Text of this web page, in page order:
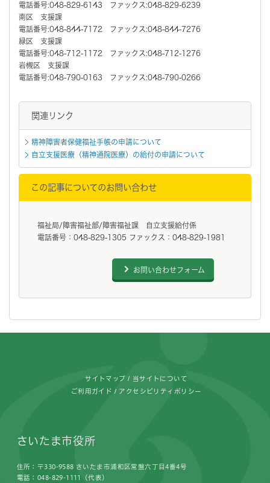
電話番号:048-829-6143 ファックス:048-829-6239
南区 支援課
電話番号:048-844-7172 ファックス:048-844-7276
緑区 支援課
電話番号:048-712-1172 ファックス:048-712-1276
岩槻区 支援課
電話番号:048-790-0163 ファックス:048-790-0266
関連リンク
精神障害者保健福祉手帳の申請について
自立支援医療（精神通院医療）の給付の申請について
この記事についてのお問い合わせ
福祉局/障害福祉部/障害福祉課 自立支援給付係
電話番号：048-829-1305 ファックス：048-829-1981
お問い合わせフォーム
サイトマップ 当サイトについて
ご利用ガイド アクセシビリティポリシー
さいたま市役所
住所：〒330-9588 さいたま市浦和区常盤六丁目4番4号
電話：048-829-1111（代表）